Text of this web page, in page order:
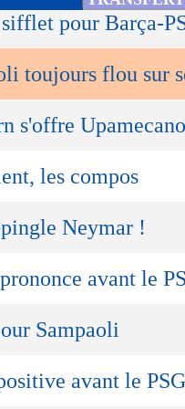
pour Barça-
toujours flou sur
s'offre
les compos
Neymar !
avant le
Sampaoli
avant le PSG